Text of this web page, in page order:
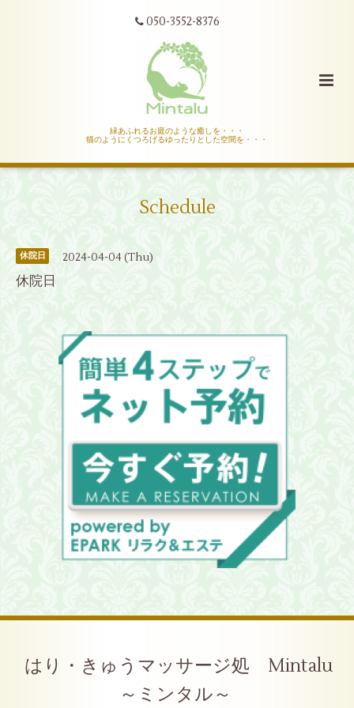
050-3552-8376
緑あふれるお庭のような癒しを・・・
猫のようにくつろげるゆったりとした空間を・・・
Schedule
休院日 2024-04-04 (Thu)
休院日
はり・きゅうマッサージ処 Mintalu
～ミンタル～